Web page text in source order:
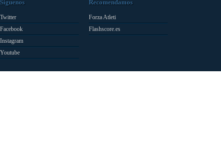
Síguenos
Twitter
Facebook
Instagram
Youtube
Recomendamos
Forza Atleti
Flashscore.es